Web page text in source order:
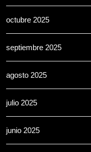
octubre 2025
septiembre 2025
agosto 2025
julio 2025
junio 2025